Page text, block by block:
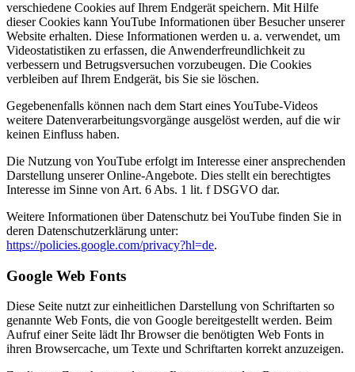
verschiedene Cookies auf Ihrem Endgerät speichern. Mit Hilfe
dieser Cookies kann YouTube Informationen über Besucher unserer
Website erhalten. Diese Informationen werden u. a. verwendet, um
Videostatistiken zu erfassen, die Anwenderfreundlichkeit zu
verbessern und Betrugsversuchen vorzubeugen. Die Cookies
verbleiben auf Ihrem Endgerät, bis Sie sie löschen.
Gegebenenfalls können nach dem Start eines YouTube-Videos
weitere Datenverarbeitungsvorgänge ausgelöst werden, auf die wir
keinen Einfluss haben.
Die Nutzung von YouTube erfolgt im Interesse einer ansprechenden
Darstellung unserer Online-Angebote. Dies stellt ein berechtigtes
Interesse im Sinne von Art. 6 Abs. 1 lit. f DSGVO dar.
Weitere Informationen über Datenschutz bei YouTube finden Sie in
deren Datenschutzerklärung unter:
https://policies.google.com/privacy?hl=de.
Google Web Fonts
Diese Seite nutzt zur einheitlichen Darstellung von Schriftarten so
genannte Web Fonts, die von Google bereitgestellt werden. Beim
Aufruf einer Seite lädt Ihr Browser die benötigten Web Fonts in
ihren Browsercache, um Texte und Schriftarten korrekt anzuzeigen.